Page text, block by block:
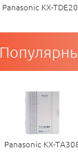
Panasonic KX-
Panasonic KX-